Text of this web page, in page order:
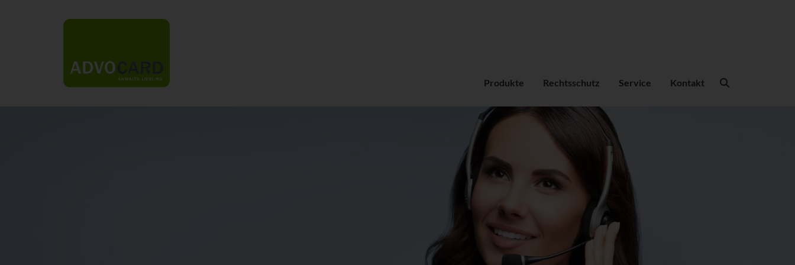
Produkte Rechtsschutz Service Kontakt